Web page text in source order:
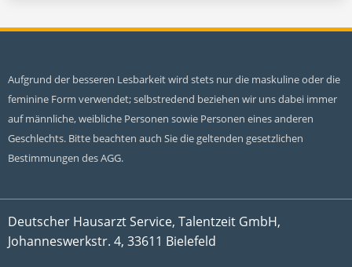
Aufgrund der besseren Lesbarkeit wird stets nur die maskuline oder die
feminine Form verwendet; selbstredend beziehen wir uns dabei immer
auf männliche, weibliche Personen sowie Personen eines anderen
Geschlechts. Bitte beachten auch Sie die geltenden gesetzlichen
Bestimmungen des AGG.
Deutscher Hausarzt Service, Talentzeit GmbH,
Johanneswerkstr. 4, 33611 Bielefeld